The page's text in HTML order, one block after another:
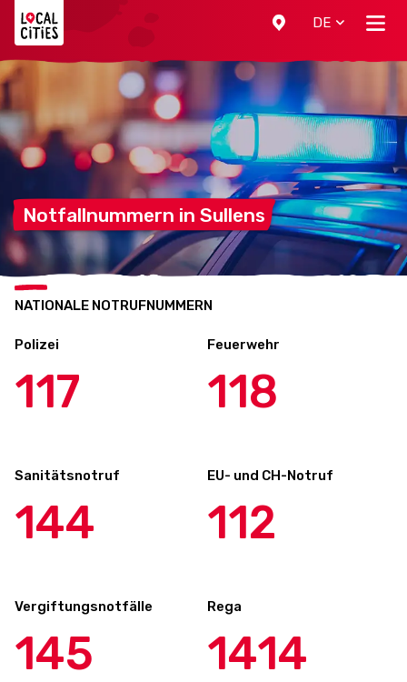
DE
Notfallnummern in Sullens
NATIONALE NOTRUFNUMMERN
Polizei
117
Feuerwehr
118
Sanitätsnotruf
144
EU- und CH-Notruf
112
Vergiftungsnotfälle
145
Rega
1414